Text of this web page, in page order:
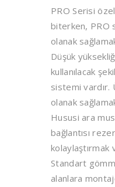
PRO Serisi
biterken, PRO
olanak
Düşük
kullanılacak
sistemi vardır.
olanak
Hususi ara
bağlantısı
kolaylaştırmak
Standart
alanlara